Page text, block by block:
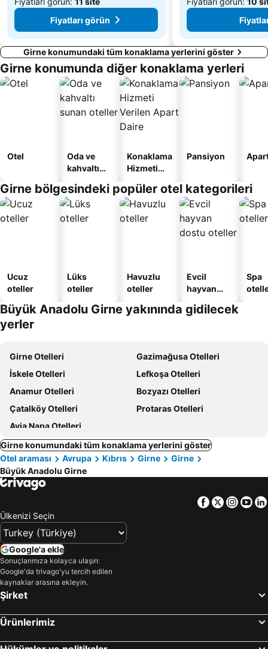
Fiyatları görün
Girne konumundaki tüm konaklama yerlerini göster
Girne konumunda diğer konaklama yerleri
Otel
Oda ve
kahvaltı
oteller
Konaklama
Hizmeti
Apart
Daire
Pansiyon
Girne bölgesindeki popüler otel kategorileri
Ucuz
oteller
Lüks
oteller
Havuzlu
oteller
Evcil
hayvan
oteller
Spa
Büyük Anadolu Girne yakınında gidilecek
yerler
Girne Otelleri
Gazimağusa Otelleri
İskele Otelleri
Lefkoşa Otelleri
Anamur Otelleri
Bozyazı Otelleri
Çatalköy Otelleri
Protaras Otelleri
Ayia Napa Otelleri
Girne konumundaki tüm konaklama yerlerini göster
Otel araması
Avrupa Kıbrıs Girne
Girne
Büyük Anadolu Girne
Facebook
Twitter
Ülkenizi Seçin
Google'a ekle
Sonuçlarımıza kolayca ulaşın:
Google'da trivago'yu tercih edilen
kaynaklar arasına ekleyin.
Şirket
Ürünlerimiz